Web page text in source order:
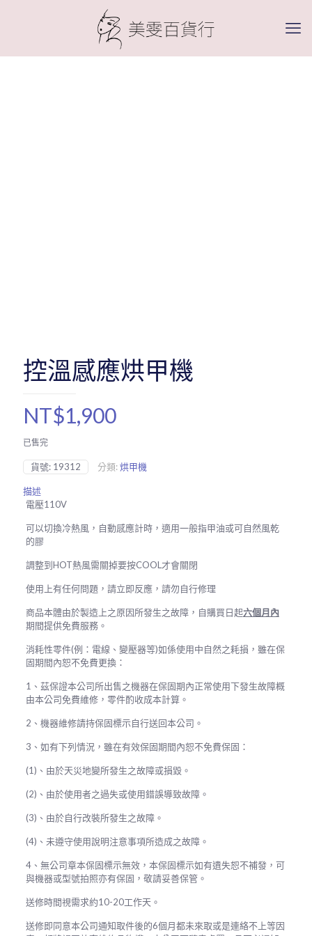
控溫感應烘甲機
NT$1,900
已售完
貨號: 19312 分類:烘甲機
描述
電壓110V
可以切換冷熱風，自動感應計時，適用一般指甲油或可自然風乾
的膠
調整到HOT熱風需關掉要按COOL才會關閉
使用上有任何問題，請立即反應，請勿自行修理
商品本體由於製造上之原因所發生之故障，自購買日起六個月內
期間提供免費服務。
消耗性零件(例：電線、變壓器等)如係使用中自然之耗損，雖在保
固期間內恕不免費更換：
1、茲保證本公司所出售之機器在保固期內正常使用下發生故障概
由本公司免費維修，零件酌收成本計算。
2、機器維修請持保固標示自行送回本公司。
3、如有下列情況，雖在有效保固期間內恕不免費保固：
(1)、由於天災地變所發生之故障或損毀。
(2)、由於使用者之過失或使用錯誤導致故障。
(3)、由於自行改裝所發生之故障。
(4)、未遵守使用說明注意事項所造成之故障。
4、無公司章本保固標示無效，本保固標示如有遺失恕不補發，可
與機器或型號拍照亦有保固，敬請妥善保管。
送修時間視需求約10-20工作天。
送修即同意本公司通知取件後的6個月都未來取或是連絡不上等因